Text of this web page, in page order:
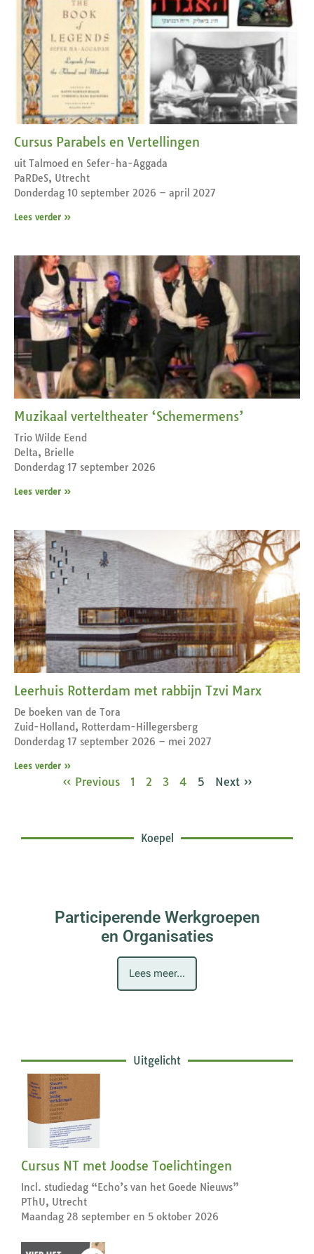
Cursus Parabels en Vertellingen
uit Talmoed en Sefer-ha-Aggada
PaRDeS, Utrecht
Donderdag 10 september 2026 – april 2027
Lees verder »
Muzikaal verteltheater ‘Schemermens’
Trio Wilde Eend
Delta, Brielle
Donderdag 17 september 2026
Lees verder »
Leerhuis Rotterdam met rabbijn Tzvi Marx
De boeken van de Tora
Zuid-Holland, Rotterdam-Hillegersberg
Donderdag 17 september 2026 – mei 2027
Lees verder »
« Previous 1 2 3 4 5 Next »
Koepel
Participerende Werkgroepen
en Organisaties
Lees meer...
Uitgelicht
Cursus NT met Joodse Toelichtingen
Incl. studiedag “Echo’s van het Goede Nieuws”
PThU, Utrecht
Maandag 28 september en 5 oktober 2026